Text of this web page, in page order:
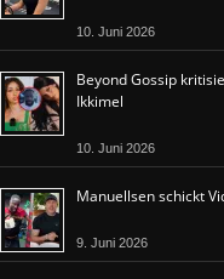
10. Juni 2026
Beyond Gossip
Ikkimel
10. Juni 2026
Manuellsen schickt
9. Juni 2026